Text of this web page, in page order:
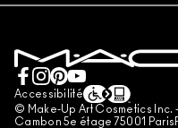
+33182883913 (APPEL NON
CONDITIONS GÉNÉRALES
CONDITIONS GÉNÉRALES DE
CONTREFAÇON
Accessibilité
© Make-Up Art Cosmetics Inc. -
Cambon 5e étage 75001